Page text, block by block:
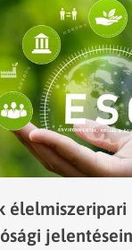
élelmiszeripari